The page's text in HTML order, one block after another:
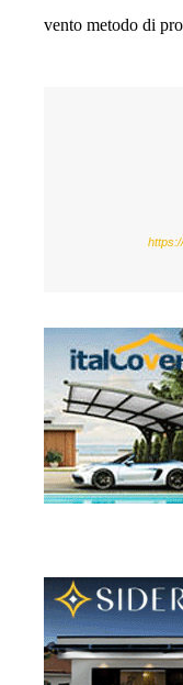
vento metodo di